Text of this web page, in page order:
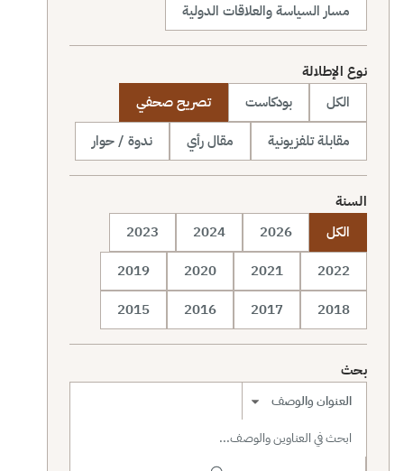
مسار السياسة والعلاقات الدولية
نوع الإطلالة
الكل
بودكاست
تصريح صحفي
مقابلة تلفزيونية
مقال رأي ندوة / حوار
السنة
الكل
2026
2024
2023
2022
2021
2020
2019
2018
2017
2016
2015
بحث
نطاق البحث